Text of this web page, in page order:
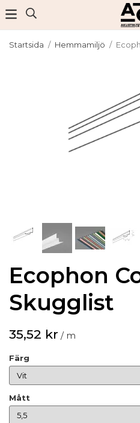
Startsida / Hemmamiljö /
Ecophon
Skugglist
35,52 kr / m
Färg
Mått